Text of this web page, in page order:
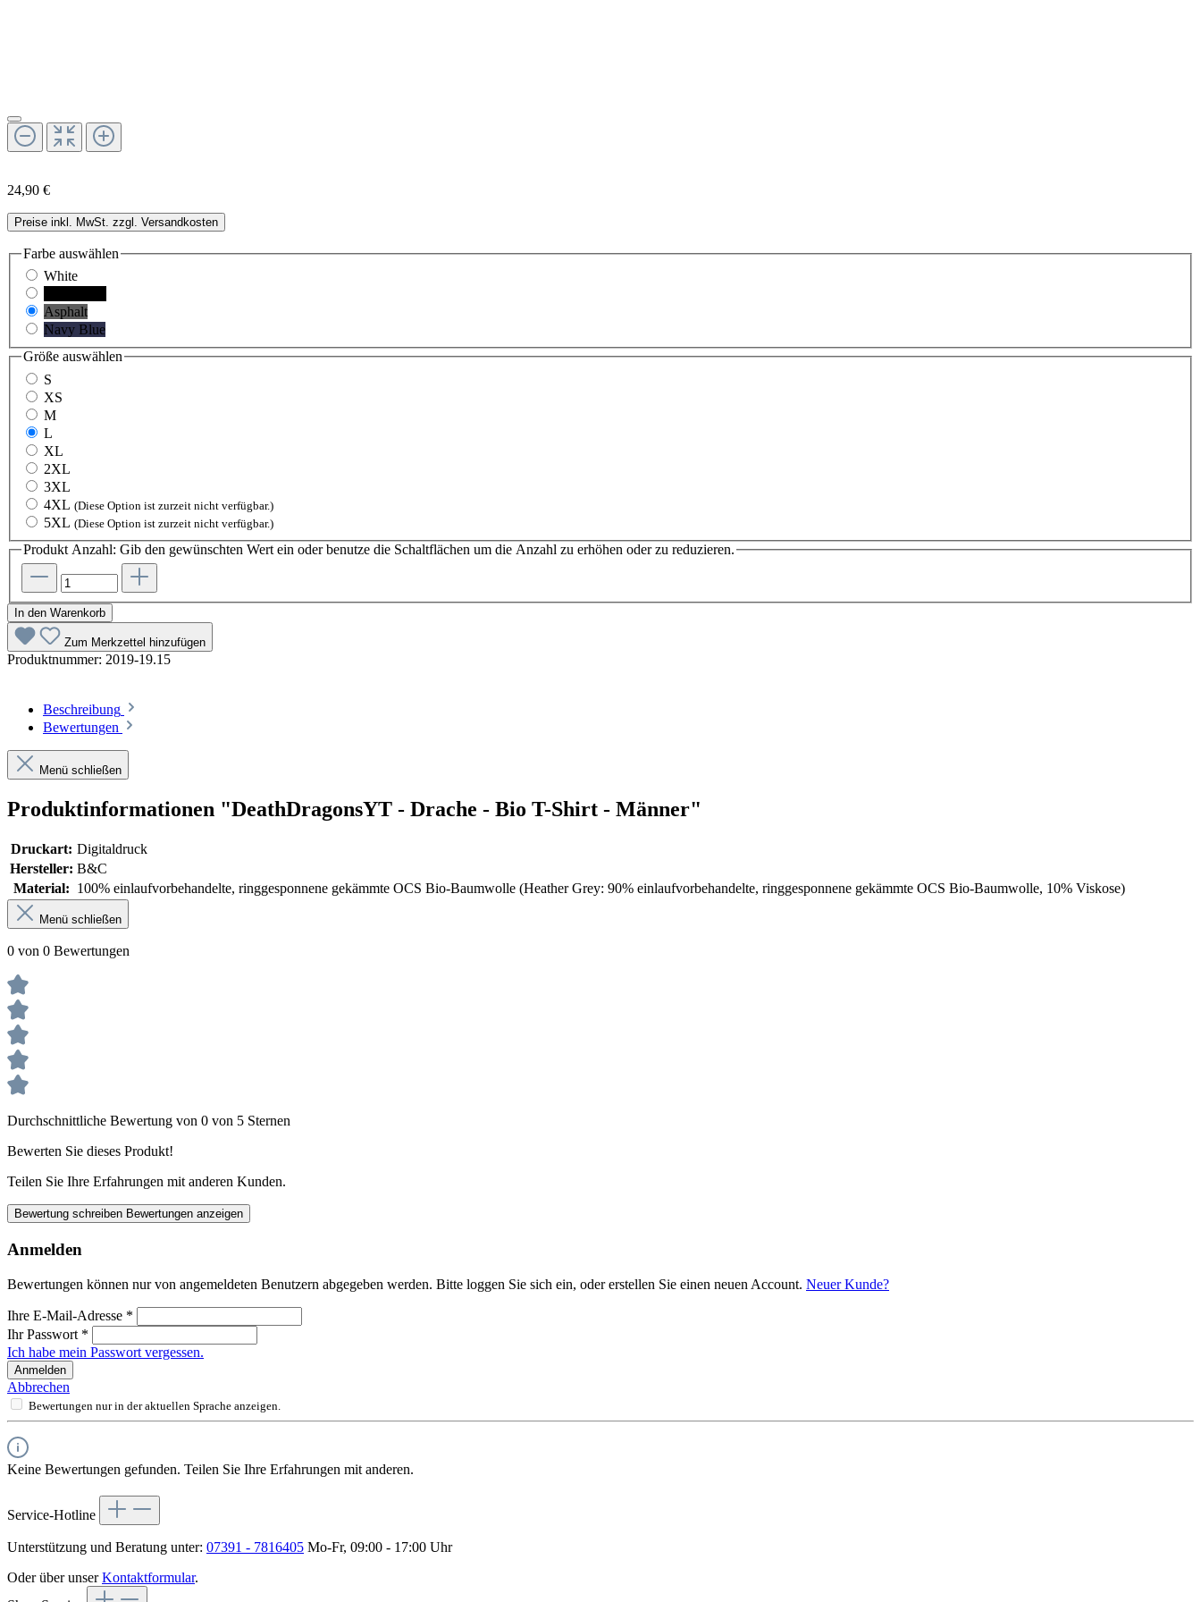
24,90 €
Preise inkl. MwSt. zzgl. Versandkosten
Farbe auswählen
White
Asphalt
Navy Blue
Größe auswählen
S
XS
M
L
XL
2XL
3XL
4XL (Diese Option ist zurzeit nicht verfügbar.)
5XL (Diese Option ist zurzeit nicht verfügbar.)
Produkt Anzahl: Gib den gewünschten Wert ein oder benutze die Schaltflächen um die Anzahl zu erhöhen oder zu reduzieren.
In den Warenkorb
Zum Merkzettel hinzufügen
Produktnummer: 2019-19.15
Beschreibung
Bewertungen
Menü schließen
Produktinformationen "DeathDragonsYT - Drache - Bio T-Shirt - Männer"
Druckart: Digitaldruck
Hersteller: B&C
Material: 100% einlaufvorbehandelte, ringgesponnene gekämmte OCS Bio-Baumwolle (Heather Grey: 90% einlaufvorbehandelte, ringgesponnene gekämmte OCS Bio-Baumwolle, 10% Viskose)
Menü schließen
0 von 0 Bewertungen
Durchschnittliche Bewertung von 0 von 5 Sternen
Bewerten Sie dieses Produkt!
Teilen Sie Ihre Erfahrungen mit anderen Kunden.
Bewertung schreiben Bewertungen anzeigen
Anmelden
Bewertungen können nur von angemeldeten Benutzern abgegeben werden. Bitte loggen Sie sich ein, oder erstellen Sie einen neuen Account. Neuer Kunde?
Ihre E-Mail-Adresse *
Ihr Passwort *
Ich habe mein Passwort vergessen.
Anmelden
Abbrechen
Bewertungen nur in der aktuellen Sprache anzeigen.
Keine Bewertungen gefunden. Teilen Sie Ihre Erfahrungen mit anderen.
Service-Hotline
Unterstützung und Beratung unter: 07391 - 7816405 Mo-Fr, 09:00 - 17:00 Uhr
Oder über unserKontaktformular.